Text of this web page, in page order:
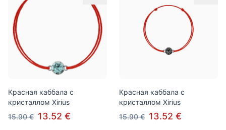
Красная каббала с
кристаллом Xirius
15.90 € 13.52 €
Красная каббала с
кристаллом Xirius
15.90 € 13.52 €